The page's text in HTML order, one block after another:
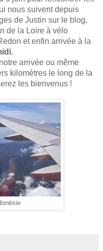
nous suivent depuis
de Justin sur le blog.
de la Loire à vélo
et enfin arrivée à la
.
arrivée ou même
kilomètres le long de la
les bienvenus !